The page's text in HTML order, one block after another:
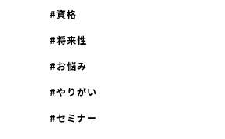
資格
将来性
お悩み
やりがい
セミナー